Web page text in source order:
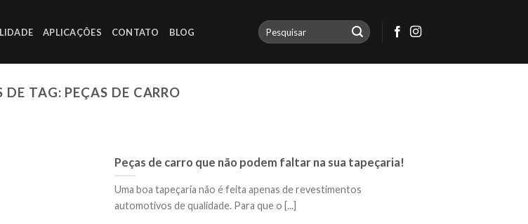
APLICAÇÕES CONTATO BLOG
DE TAG: PEÇAS DE CARRO
Peças de carro que não podem faltar na sua tapeçaria!
Uma boa tapeçaria não é feita apenas de revestimentos
automotivos de qualidade. Para que o [...]